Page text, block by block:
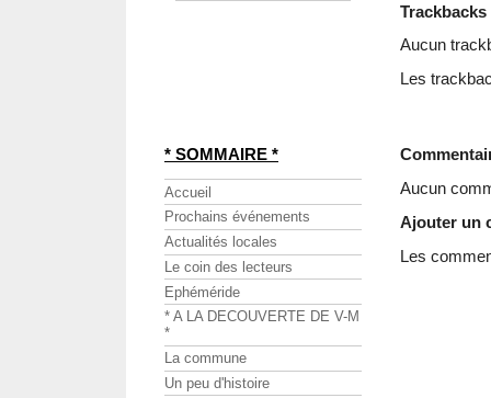
Trackbacks
Aucun
Les
Aucun
Ajouter un
Les
* SOMMAIRE *
Accueil
Prochains événements
Actualités locales
Le coin des lecteurs
Ephéméride
* A LA DECOUVERTE DE V-M
*
La commune
Un peu d'histoire